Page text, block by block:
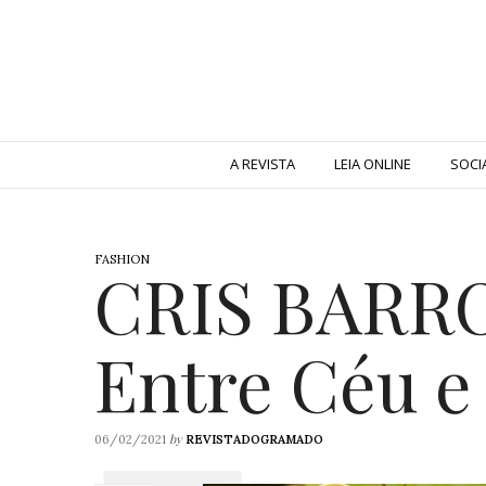
A REVISTA LEIA ONLINE
FASHION
CRIS
Entre Céu
06/02/2021 by REVISTADOGRAMADO